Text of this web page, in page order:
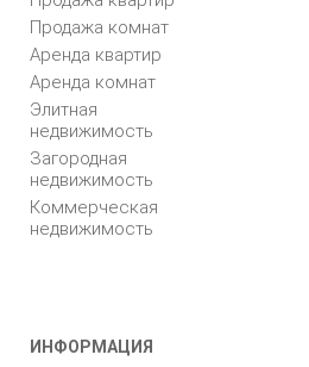
Продажа комнат
Аренда квартир
Аренда комнат
Элитная
недвижимость
Загородная
недвижимость
Коммерческая
недвижимость
ИНФОРМАЦИЯ